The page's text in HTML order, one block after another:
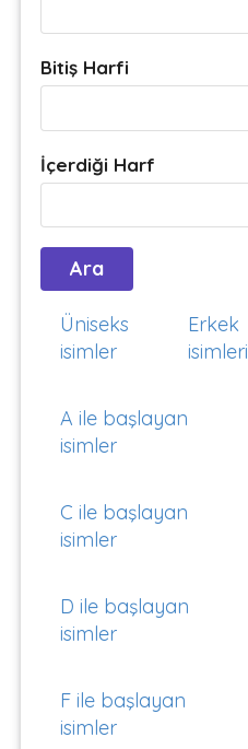
Bitiş Harfi
İçerdiği Harf
Üniseks
isimler
Erkek
isimleri
A ile başlayan
isimler
C ile başlayan
isimler
D ile başlayan
isimler
F ile başlayan
isimler